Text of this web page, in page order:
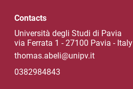
Contacts
Università degli Studi di Pavia
via Ferrata 1 - 27100 Pavia - Italy
thomas.abeli@unipv.it
0382984843